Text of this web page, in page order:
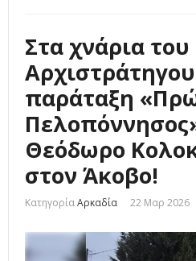
Στα χνάρια του
παράταξη
Θεόδωρο
στον Άκοβο!
ΚατηγορίαΑρκαδία 22 Μαρ 2026